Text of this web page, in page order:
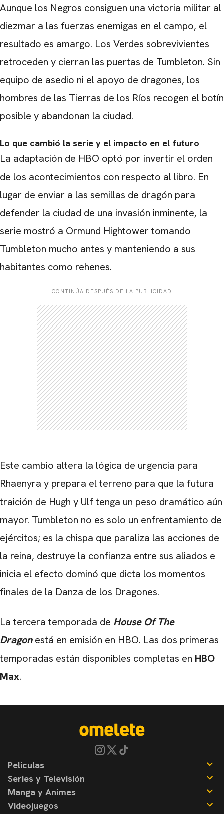
Aunque los Negros consiguen una victoria militar al
diezmar a las fuerzas enemigas en el campo, el
resultado es amargo. Los Verdes sobrevivientes
retroceden y cierran las puertas de Tumbleton. Sin
equipo de asedio ni el apoyo de dragones, los
hombres de las Tierras de los Ríos recogen el botín
posible y abandonan la ciudad.
Lo que cambió la serie y el impacto en el futuro
La adaptación de HBO optó por invertir el orden
de los acontecimientos con respecto al libro. En
lugar de enviar a las semillas de dragón para
defender la ciudad de una invasión inminente, la
serie mostró a Ormund Hightower tomando
Tumbleton mucho antes y manteniendo a sus
habitantes como rehenes.
CONTINÚA DESPUÉS DE LA PUBLICIDAD
Este cambio altera la lógica de urgencia para
Rhaenyra y prepara el terreno para que la futura
traición de Hugh y Ulf tenga un peso dramático aún
mayor. Tumbleton no es solo un enfrentamiento de
ejércitos; es la chispa que paraliza las acciones de
la reina, destruye la confianza entre sus aliados e
inicia el efecto dominó que dicta los momentos
finales de la Danza de los Dragones.
La tercera temporada de House Of The
Dragonestá en emisión en HBO. Las dos primeras
temporadas están disponibles completas en HBO
Max.
Peliculas
Noticias
Reseñas
Series y Televisión
Noticias
Reseñas
Manga y Animes
Noticias
Videojuegos